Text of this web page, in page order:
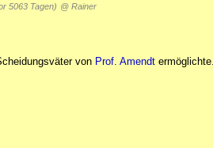
5063 Tagen) @ Rainer
von Prof. Amendt ermöglichte.